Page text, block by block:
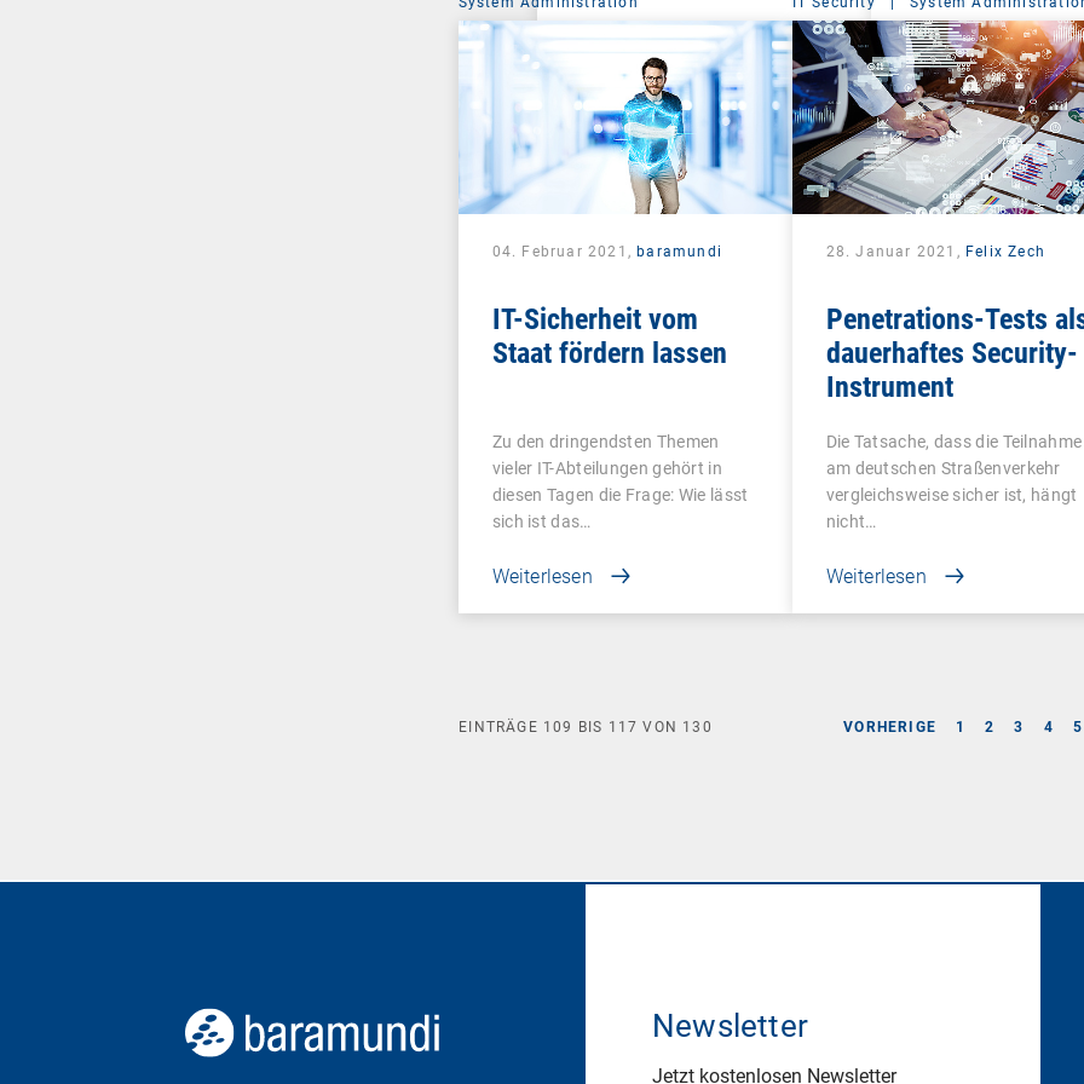
04. Februar 2021,baramundi
IT-Sicherheit vom
Staat fördern lassen
Zu den dringendsten Themen
vieler IT-Abteilungen gehört in
diesen Tagen die Frage: Wie lässt
sich ist das…
Weiterlesen
28. Januar 2021, Felix Zech
Penetrations-Tests
dauerhaftes Security-
Instrument
Die Tatsache, dass die Teilnahme
am deutschen Straßenverkehr
vergleichsweise sicher ist, hängt
nicht…
Weiterlesen
VORHERIGE 1 2 3 4 5
EINTRÄGE 109 BIS 117 VON 130
Newsletter
Jetzt kostenlosen Newsletter